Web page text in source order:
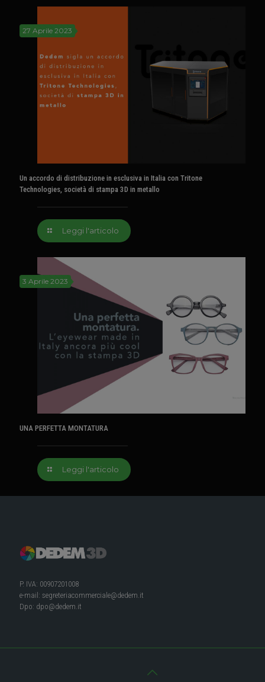
27 Aprile 2023
Un accordo di distribuzione in esclusiva in Italia con Tritone
Technologies, società di stampa 3D in metallo
Leggi l'articolo
3 Aprile 2023
UNA PERFETTA MONTATURA
Leggi l'articolo
P. IVA: 00907201008
e-mail: segreteriacommerciale@dedem.it
Dpo: dpo@dedem.it